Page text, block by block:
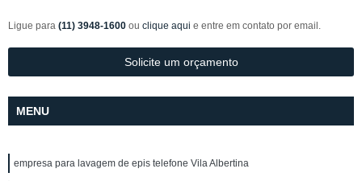
Ligue para (11) 3948-1600 ou clique aqui e entre em contato por email.
Solicite um orçamento
MENU
empresa para lavagem de epis telefone Vila Albertina